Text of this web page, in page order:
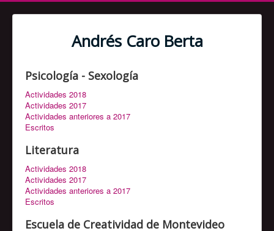
Andrés Caro Berta
Psicología - Sexología
Actividades 2018
Actividades 2017
Actividades anteriores a 2017
Escritos
Literatura
Actividades 2018
Actividades 2017
Actividades anteriores a 2017
Escritos
Escuela de Creatividad de Montevideo